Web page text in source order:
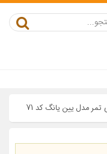
مدل یین یانگ کد 71